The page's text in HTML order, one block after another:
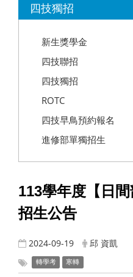
四技獨招
新生獎學金
四技聯招
四技獨招
ROTC
四技早鳥預約報名
進修部單獨招生
113學年度【日間
招生公告
2024-09-19 邱 資凱
轉學考 寒轉